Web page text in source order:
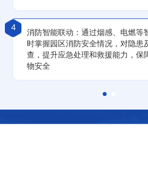
4
消防智能联动：通过烟感、电燃等
时掌握园区消防安全情况，对隐患
查，提升应急处理和救援能力，保
物安全